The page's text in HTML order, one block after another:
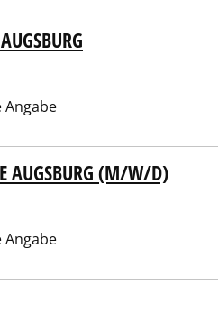
Angabe
AUGSBURG (M/W/D)
Angabe